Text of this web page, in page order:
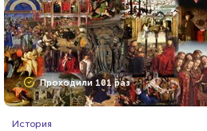
Проходили 101 раз
История